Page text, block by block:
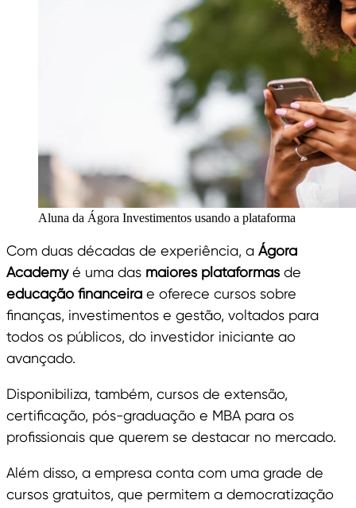
Aluna da Ágora Investimentos usando a plataforma
Com duas décadas de experiência, a Ágora
Academyé uma das maiores plataformasde
educação financeira e oferece cursos sobre
finanças, investimentos e gestão, voltados para
todos os públicos, do investidor iniciante ao
avançado.
Disponibiliza, também, cursos de extensão,
certificação, pós-graduação e MBA para os
profissionais que querem se destacar no mercado.
Além disso, a empresa conta com uma grade de
cursos gratuitos, que permitem a democratização